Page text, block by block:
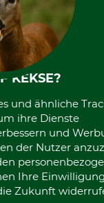
KEKSE?
und ähnliche
ihre Dienste
und
der Nutzer
Ihre Einwilligung
Zukunft